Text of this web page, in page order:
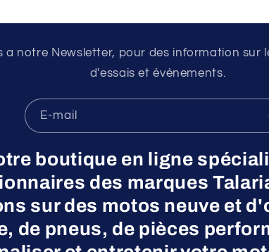
a notre Newsletter, pour des information sur
d'essais et évènements.
E-mail
boutique en ligne
des marques
sur des motos neuve et
de pneus, de pièces